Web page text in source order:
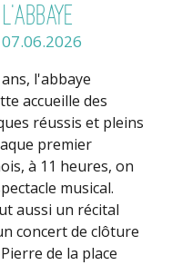
l'abbaye
accueille des
réussis et pleins
premier
à 11 heures, on
musical.
aussi un récital
concert de clôture
de la place